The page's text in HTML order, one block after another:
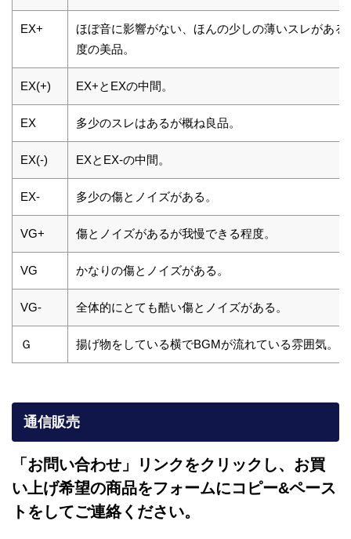
EX+
ほぼ音に影響がない、ほんの少しの薄いスレがある
度の美品。
EX(+) EX+とEXの中間。
EX 多少のスレはあるが概ね良品。
EX(-) EXとEX-の中間。
EX- 多少の傷とノイズがある。
VG+ 傷とノイズがあるが我慢できる程度。
VG かなりの傷とノイズがある。
VG- 全体的にとても酷い傷とノイズがある。
Ｇ 揚げ物をしている横でBGMが流れている雰囲気。
通信販売
「お問い合わせ」リンクをクリックし、 お買
い上げ希望の商品をフォームにコピー&ペース
トをしてご連絡ください。